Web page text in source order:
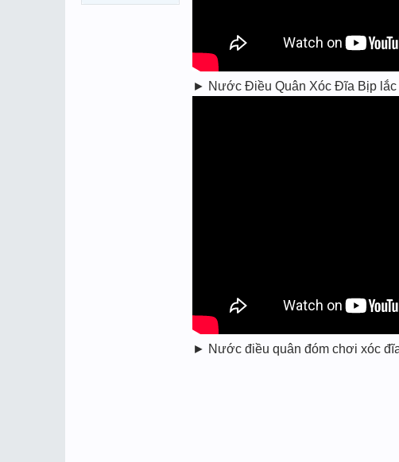
► Nước Điều Quân Xóc Đĩa Bịp lắc
► Nước điều quân đóm chơi xóc